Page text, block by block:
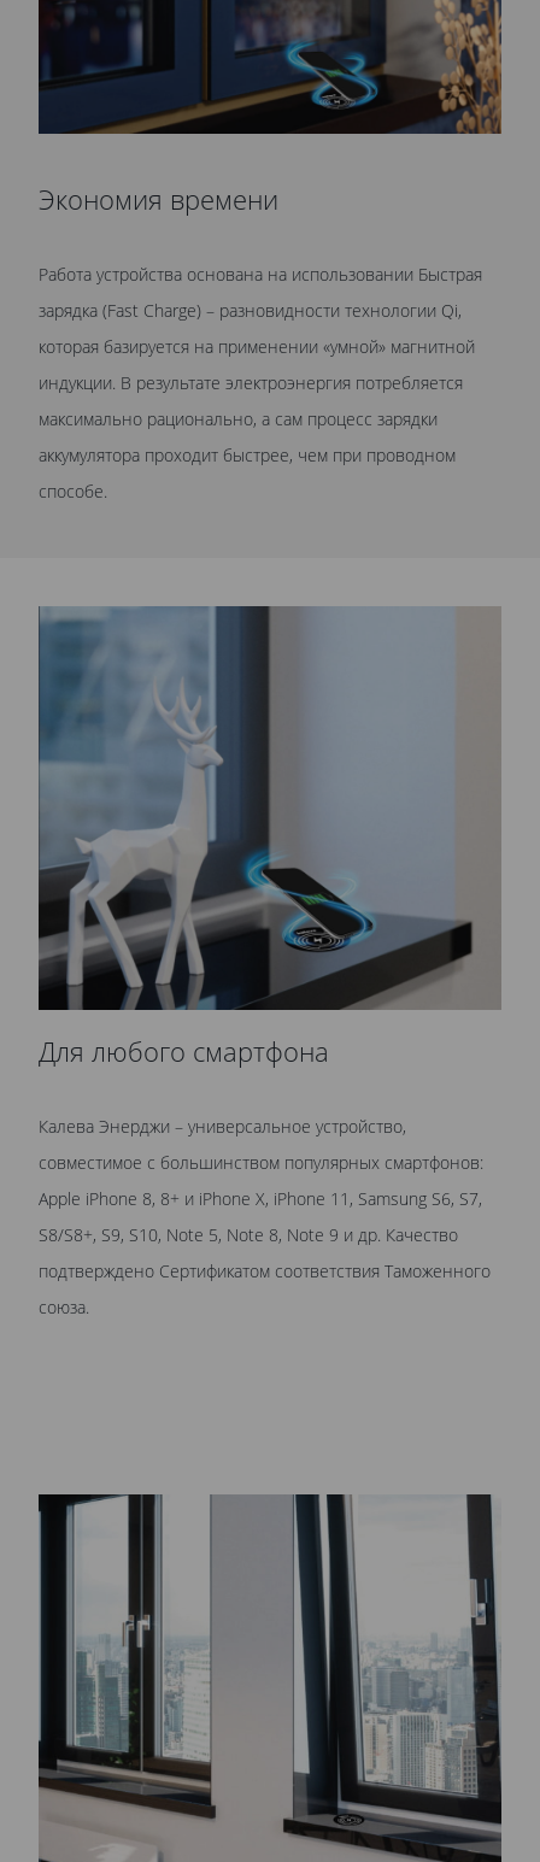
Экономия времени
Работа устройства основана на использовании Быстрая
зарядка (Fast Charge) – разновидности технологии Qi,
которая базируется на применении «умной» магнитной
индукции. В результате электроэнергия потребляется
максимально рационально, а сам процесс зарядки
аккумулятора проходит быстрее, чем при проводном
способе.
Для любого смартфона
Калева Энерджи – универсальное устройство,
совместимое с большинством популярных смартфонов:
Apple iPhone 8, 8+ и iPhone X, iPhone 11, Samsung S6, S7,
S8/S8+, S9, S10, Note 5, Note 8, Note 9 и др. Качество
подтверждено Сертификатом соответствия Таможенного
союза.